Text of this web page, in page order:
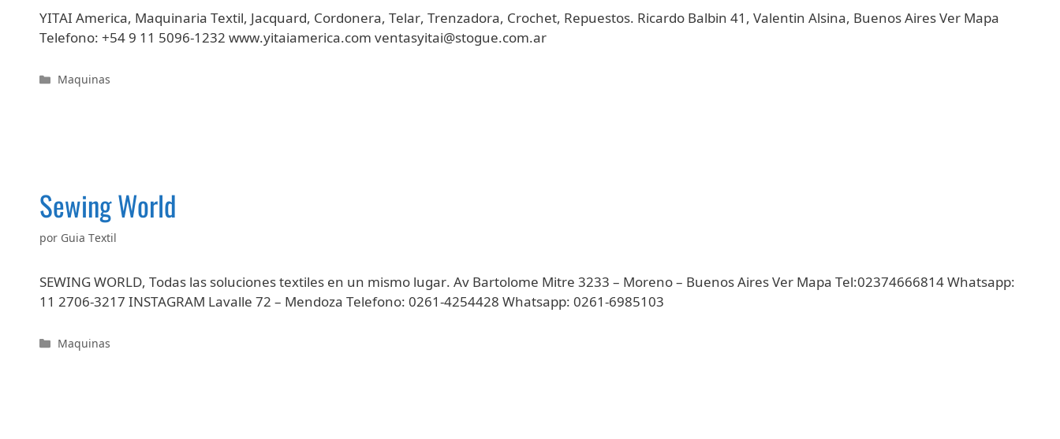
YITAI America, Maquinaria Textil, Jacquard, Cordonera, Telar, Trenzadora, Crochet, Repuestos. Ricardo Balbin 41, Valentin Alsina, Buenos Aires Ver Mapa
Telefono: +54 9 11 5096-1232 www.yitaiamerica.comventasyitai@stogue.com.ar
Categorías
Maquinas
Sewing World
por Guia Textil
SEWING WORLD, Todas las soluciones textiles en un mismo lugar. Av Bartolome Mitre 3233 – Moreno – Buenos Aires Ver Mapa Tel:02374666814 Whatsapp:
11 2706-3217 INSTAGRAM Lavalle 72 – Mendoza Telefono: 0261-4254428 Whatsapp: 0261-6985103
Categorías
Maquinas